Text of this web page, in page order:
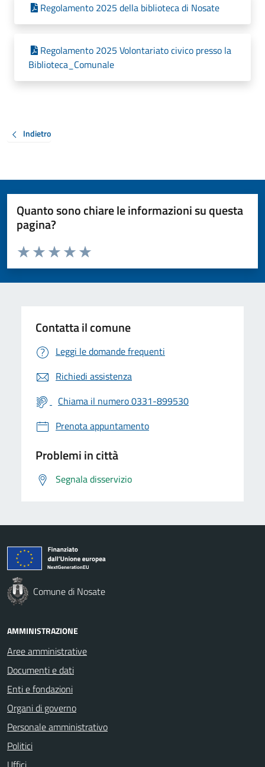
Regolamento 2025 della biblioteca di Nosate
Regolamento 2025 Volontariato civico presso la
Biblioteca_Comunale
Indietro
Quanto sono chiare le informazioni su questa
pagina?
Valuta da 1 a 5 stelle la pagina
Valuta 5 stelle su 5
Valuta 4 stelle su 5
Valuta 3 stelle su 5
Valuta 2 stelle su 5
Valuta 1 stelle su 5
Contatta il comune
Leggi le domande frequenti
Richiedi assistenza
Chiama il numero 0331-899530
Prenota appuntamento
Problemi in città
Segnala disservizio
Comune di Nosate
AMMINISTRAZIONE
Aree amministrative
Documenti e dati
Enti e fondazioni
Organi di governo
Personale amministrativo
Politici